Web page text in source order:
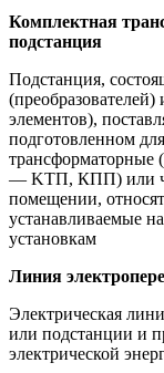
Комплектная
подстанция
Подстанция,
элементов),
подготовленном
трансформаторные
— KTП, КПП) или
помещении,
устанавливаемые
установкам
Линия
Электрическая
или подстанции и
электрической